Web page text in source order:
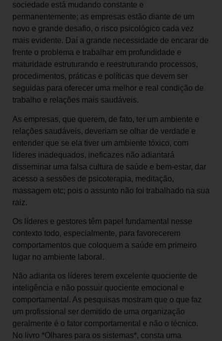
sociedade está mudando constante e
permanentemente; as empresas estão diante de um
novo e grande desafio, o risco psicológico cada vez
mais evidente. Daí a grande necessidade de encarar de
frente o problema e trabalhar em profundidade e
maturidade estruturando e reestruturando processos,
procedimentos, práticas e políticas que devem ser
seguidas para oferecer uma melhor e real condição de
trabalho e relações mais saudáveis.
As empresas, que querem, de fato, ter um ambiente e
relações saudáveis, deveriam se olhar de verdade e
entender que se ela tiver um ambiente tóxico, com
líderes inadequados, ineficazes não adiantará
disseminar uma falsa cultura de saúde e bem-estar, dar
acesso a sessões de psicoterapia, meditação,
massagem etc; pois o assunto não foi trabalhado na sua
raiz.
Os líderes e gestores têm papel fundamental nesse
contexto todo, especialmente, para favorecerem
comportamentos que coloquem a saúde em primeiro
lugar no ambiente laboral.
Não adianta os líderes terem excelente quociente de
inteligência e não possuir quociente emocional e
comportamental. As pesquisas mostram que o que faz
um profissional ser demitido de uma organização
geralmente é o fator comportamental e não o técnico.
No livro *Olhares para os sistemas*, consta uma